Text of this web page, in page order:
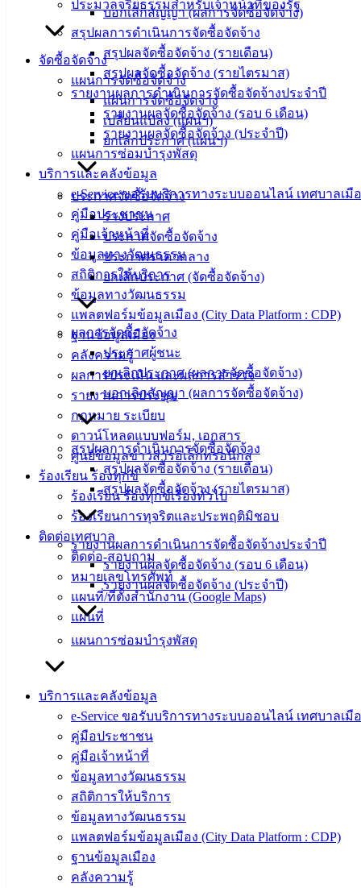
บอกเลิกสัญญา (ผลการจัดซื้อจัดจ้าง)
สรุปผลการดำเนินการจัดซื้อจัดจ้าง
สรุปผลจัดซื้อจัดจ้าง (รายเดือน)
สรุปผลจัดซื้อจัดจ้าง (รายไตรมาส)
รายงานผลการดำเนินการจัดซื้อจัดจ้างประจำปี
รายงานผลจัดซื้อจัดจ้าง (รอบ 6 เดือน)
รายงานผลจัดซื้อจัดจ้าง (ประจำปี)
แผนการซ่อมบำรุงพัสดุ
บริการและคลังข้อมูล
e-Service ขอรับบริการทางระบบออนไลน์ เทศบาลเมื
คู่มือประชาชน
คู่มือเจ้าหน้าที่
ข้อมูลทางวัฒนธรรม
สถิติการให้บริการ
ข้อมูลทางวัฒนธรรม
แพลตฟอร์มข้อมูลเมือง (City Data Platform : CDP)
ฐานข้อมูลเมือง
คลังความรู้
ผลการประเมิน และผลการสำรวจ
รายงานการประชุม
กฎหมาย ระเบียบ
ดาวน์โหลดแบบฟอร์ม, เอกสาร
ศูนย์ข้อมูลข่าวสารอิเล็กทรอนิกส์
ร้องเรียน ร้องทุกข์
ร้องเรียน ร้องทุกข์เรื่องทั่วไป
ร้องเรียนการทุจริตและประพฤติมิชอบ
ติดต่อเทศบาล
ติดต่อ-สอบถาม
หมายเลขโทรศัพท์
แผนที่/ที่ตั้งสำนักงาน (Google Maps)
แผนที่
ประมวลจริยธรรมสำหรับเจ้าหน้าที่ของรัฐ
จัดซื้อจัดจ้าง
แผนการจัดซื้อจัดจ้าง
แผนการจัดซื้อจัดจ้าง
เปลี่ยนแปลง (แผนฯ)
ยกเลิกประกาศ (แผนฯ)
ประกาศจัดซื้อจัดจ้าง
ร่างประกาศ
ประกาศจัดซื้อจัดจ้าง
ประกาศราคากลาง
ยกเลิกประกาศ (จัดซื้อจัดจ้าง)
ผลการจัดซื้อจัดจ้าง
ประกาศผู้ชนะ
ยกเลิกประกาศ (ผลการจัดซื้อจัดจ้าง)
บอกเลิกสัญญา (ผลการจัดซื้อจัดจ้าง)
สรุปผลการดำเนินการจัดซื้อจัดจ้าง
สรุปผลจัดซื้อจัดจ้าง (รายเดือน)
สรุปผลจัดซื้อจัดจ้าง (รายไตรมาส)
รายงานผลการดำเนินการจัดซื้อจัดจ้างประจำปี
รายงานผลจัดซื้อจัดจ้าง (รอบ 6 เดือน)
รายงานผลจัดซื้อจัดจ้าง (ประจำปี)
แผนการซ่อมบำรุงพัสดุ
บริการและคลังข้อมูล
e-Service ขอรับบริการทางระบบออนไลน์ เทศบาลเมื
คู่มือประชาชน
คู่มือเจ้าหน้าที่
ข้อมูลทางวัฒนธรรม
สถิติการให้บริการ
ข้อมูลทางวัฒนธรรม
แพลตฟอร์มข้อมูลเมือง (City Data Platform : CDP)
ฐานข้อมูลเมือง
คลังความรู้
ขยายกำหนดเวลาภาษีที่ดินและสิ่งปลูกสร้าง ประจำปี
ดาวน์โหลด
เทศบาล
เมืองอ่าง
สำนักงาน
เทศบาลเมือง
อ่างศิลา 90/338
ม.3 ต.เสม็ด
อ.เมือง จ.ชลบุรี
ติดต่อ :
038-
142-100-104
บริการ
ประชาชน
ดาวน์โหลด
แบบ
ฟอร์ม,
คู่มือ
สำหรับ
ประชาชน/
คู่มือการ
ปฏิบัติ
งาน
ข่าวสาร
น่ารู้
ศุนย์
ข้อมูล
ข่าวสาร